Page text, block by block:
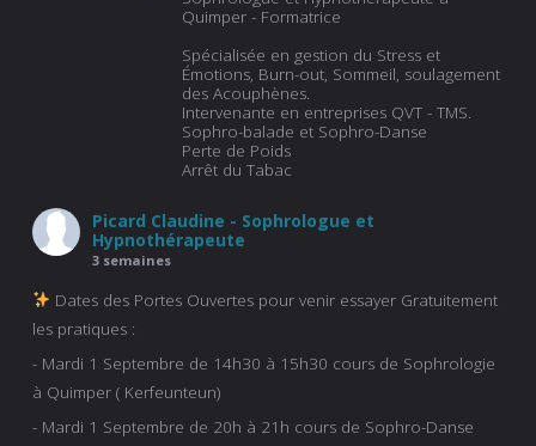
Quimper - Formatrice
Spécialisée en gestion du Stress et
Émotions, Burn-out, Sommeil, soulagement
des Acouphènes.
Intervenante en entreprises QVT - TMS.
Sophro-balade et Sophro-Danse
Perte de Poids
Arrêt du Tabac
Picard Claudine - Sophrologue et
Hypnothérapeute
3 semaines
Dates des Portes Ouvertes pour venir essayer Gratuitement
les pratiques :
- Mardi 1 Septembre de 14h30 à 15h30 cours de Sophrologie
à Quimper ( Kerfeunteun)
- Mardi 1 Septembre de 20h à 21h cours de Sophro-Danse